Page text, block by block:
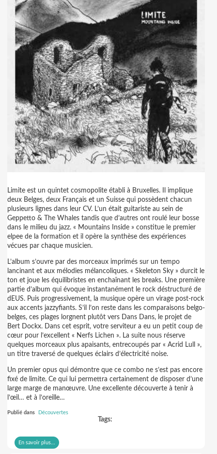
Limite est un quintet cosmopolite établi à Bruxelles. Il implique
deux Belges, deux Français et un Suisse qui possèdent chacun
plusieurs lignes dans leur CV. L’un était guitariste au sein de
Geppetto & The Whales tandis que d’autres ont roulé leur bosse
dans le milieu du jazz. « Mountains Inside » constitue le premier
elpee de la formation et il opère la synthèse des expériences
vécues par chaque musicien.
L’album s’ouvre par des morceaux imprimés sur un tempo
lancinant et aux mélodies mélancoliques. « Skeleton Sky » durcit le
ton et joue les équilibristes en enchaînant les breaks. Une première
partie d’album qui évoque instantanément le rock déstructuré de
dEUS. Puis progressivement, la musique opère un virage post-rock
aux accents jazzyfiants. S’il l’on reste dans les comparaisons belgo-
belges, ces plages lorgnent plutôt vers Dans Dans, le projet de
Bert Dockx. Dans cet esprit, votre serviteur a eu un petit coup de
cœur pour l’excellent « Nerfs Lichen ». La suite nous réserve
quelques morceaux plus apaisants, entrecoupés par « Acrid Lull »,
un titre traversé de quelques éclairs d’électricité noise.
Un premier opus qui démontre que ce combo ne s’est pas encore
fixé de limite. Ce qui lui permettra certainement de disposer d’une
large marge de manœuvre. Une excellente découverte à tenir à
l’œil… et à l’oreille…
Publié dans Découvertes
Tags:
En savoir plus...